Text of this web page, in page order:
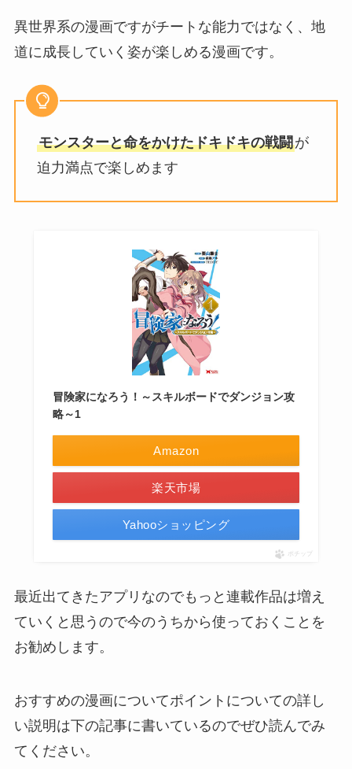
異世界系の漫画ですがチートな能力ではなく、地
道に成長していく姿が楽しめる漫画です。
モンスターと命をかけたドキドキの戦闘が
迫力満点で楽しめます
冒険家になろう！～スキルボードでダンジョン攻
略～1
Amazon
楽天市場
Yahooショッピング
ポチップ
最近出てきたアプリなのでもっと連載作品は増え
ていくと思うので今のうちから使っておくことを
お勧めします。
おすすめの漫画についてポイントについての詳し
い説明は下の記事に書いているのでぜひ読んでみ
てください。